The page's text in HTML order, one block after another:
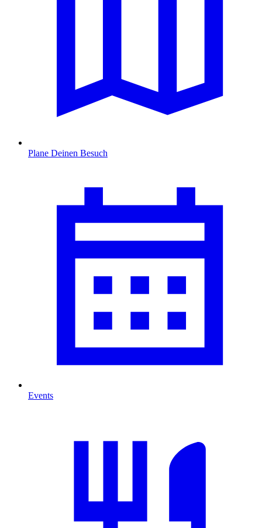
Plane Deinen Besuch
Events